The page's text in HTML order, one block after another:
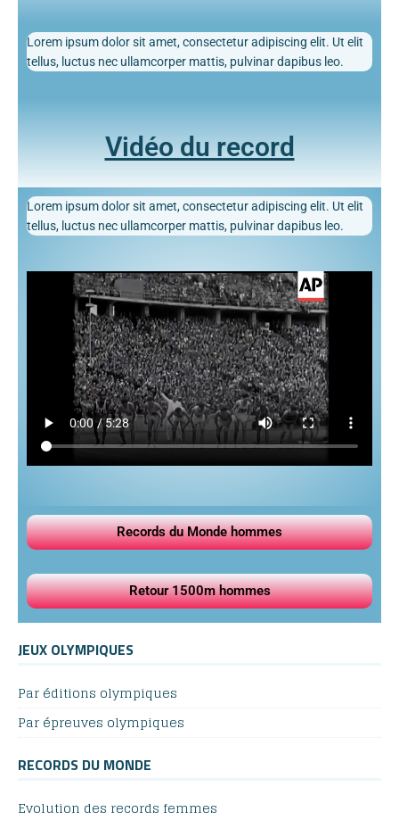
Lorem ipsum dolor sit amet, consectetur adipiscing elit. Ut elit
tellus, luctus nec ullamcorper mattis, pulvinar dapibus leo.
Vidéo du record
Lorem ipsum dolor sit amet, consectetur adipiscing elit. Ut elit
tellus, luctus nec ullamcorper mattis, pulvinar dapibus leo.
Records du Monde hommes
Retour 1500m hommes
JEUX OLYMPIQUES
Par éditions olympiques
Par épreuves olympiques
RECORDS DU MONDE
Evolution des records femmes